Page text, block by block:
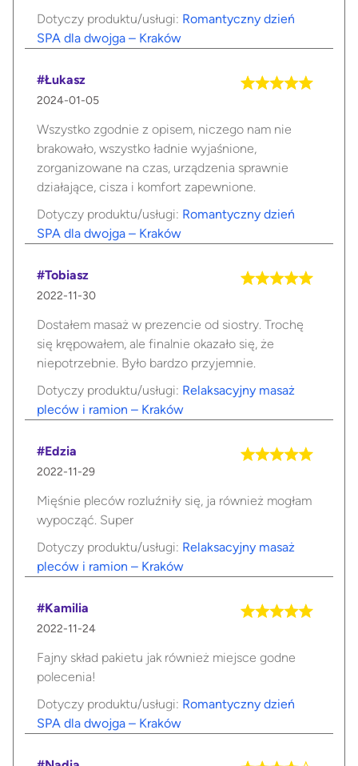
Dotyczy produktu/usługi: Romantyczny dzień
SPA dla dwojga – Kraków
#Łukasz
2024-01-05
Wszystko zgodnie z opisem, niczego nam nie
brakowało, wszystko ładnie wyjaśnione,
zorganizowane na czas, urządzenia sprawnie
działające, cisza i komfort zapewnione.
Dotyczy produktu/usługi: Romantyczny dzień
SPA dla dwojga – Kraków
#Tobiasz
2022-11-30
Dostałem masaż w prezencie od siostry. Trochę
się krępowałem, ale finalnie okazało się, że
niepotrzebnie. Było bardzo przyjemnie.
Dotyczy produktu/usługi: Relaksacyjny masaż
pleców i ramion – Kraków
#Edzia
2022-11-29
Mięśnie pleców rozluźniły się, ja również mogłam
wypocząć. Super
Dotyczy produktu/usługi: Relaksacyjny masaż
pleców i ramion – Kraków
#Kamilia
2022-11-24
Fajny skład pakietu jak również miejsce godne
polecenia!
Dotyczy produktu/usługi: Romantyczny dzień
SPA dla dwojga – Kraków